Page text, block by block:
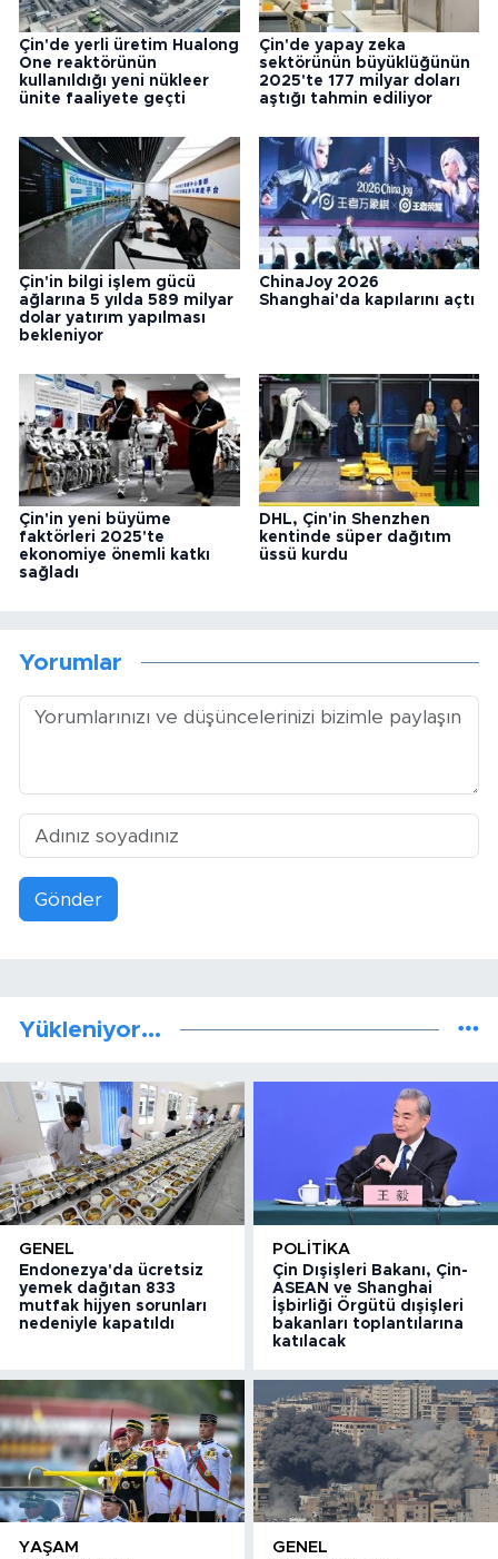
Çin'de yerli üretim Hualong
One reaktörünün
kullanıldığı yeni nükleer
ünite faaliyete geçti
Çin'de yapay zeka
sektörünün büyüklüğünün
2025'te 177 milyar doları
aştığı tahmin ediliyor
Çin'in bilgi işlem gücü
ağlarına 5 yılda 589 milyar
dolar yatırım yapılması
bekleniyor
ChinaJoy 2026
Shanghai'da kapılarını açtı
Çin'in yeni büyüme
faktörleri 2025'te
ekonomiye önemli katkı
sağladı
DHL, Çin'in Shenzhen
kentinde süper dağıtım
üssü kurdu
Yorumlar
Gönder
Yükleniyor...
GENEL
Endonezya'da ücretsiz
yemek dağıtan 833
mutfak hijyen sorunları
nedeniyle kapatıldı
POLITIKA
Çin Dışişleri Bakanı, Çin-
ASEAN ve Shanghai
İşbirliği Örgütü dışişleri
bakanları toplantılarına
katılacak
YAŞAM GENEL